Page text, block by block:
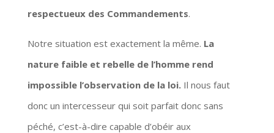
respectueux des Commandements.
Notre situation est exactement la même. La
nature faible et rebelle de l’homme rend
impossible l’observation de la loi.Il nous faut
donc un intercesseur qui soit parfait donc sans
péché, c’est-à-dire capable d’obéir aux